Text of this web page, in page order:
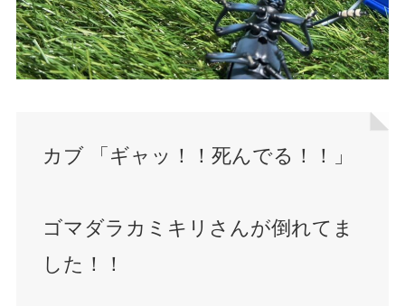
カブ 「ギャッ！！死んでる！！」
ゴマダラカミキリさんが倒れてま
した！！